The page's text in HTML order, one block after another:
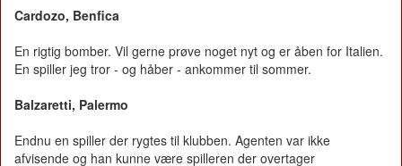
Cardozo, Benfica
En rigtig bomber. Vil gerne prøve noget nyt og er åben for Italien.
En spiller jeg tror - og håber - ankommer til sommer.
Balzaretti, Palermo
Endnu en spiller der rygtes til klubben. Agenten var ikke
afvisende og han kunne være spilleren der overtager